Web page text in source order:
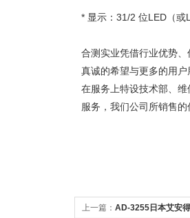
* 显示：31/2 位LED（或
合测实业凭借行业优势
真诚的希望与更多的用
在服务上特设技术部、
服务，我们公司所销售
上一篇： AD-3255日本艾安